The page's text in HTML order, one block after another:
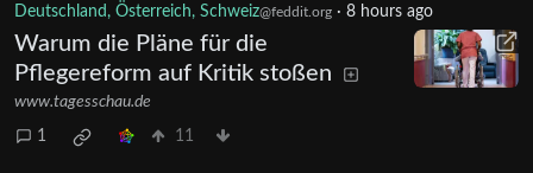
Deutschland, Österreich, Schweiz@feddit.org · 8 hours ago
Warum die Pläne für die
Pflegereform auf Kritik stoßen
www.tagesschau.de
1 11